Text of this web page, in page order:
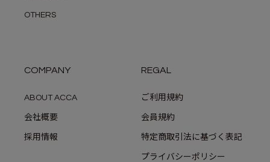
OTHERS
COMPANY
ABOUT ACCA
会社概要
採用情報
REGAL
ご利用規約
会員規約
特定商取引法に基づく表記
プライバシーポリシー